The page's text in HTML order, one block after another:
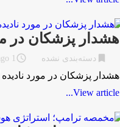
هشدار پزشکان در
دسته‌بندی نشده access_time
1 month ago
هشدار پزشکان در مورد
View article...